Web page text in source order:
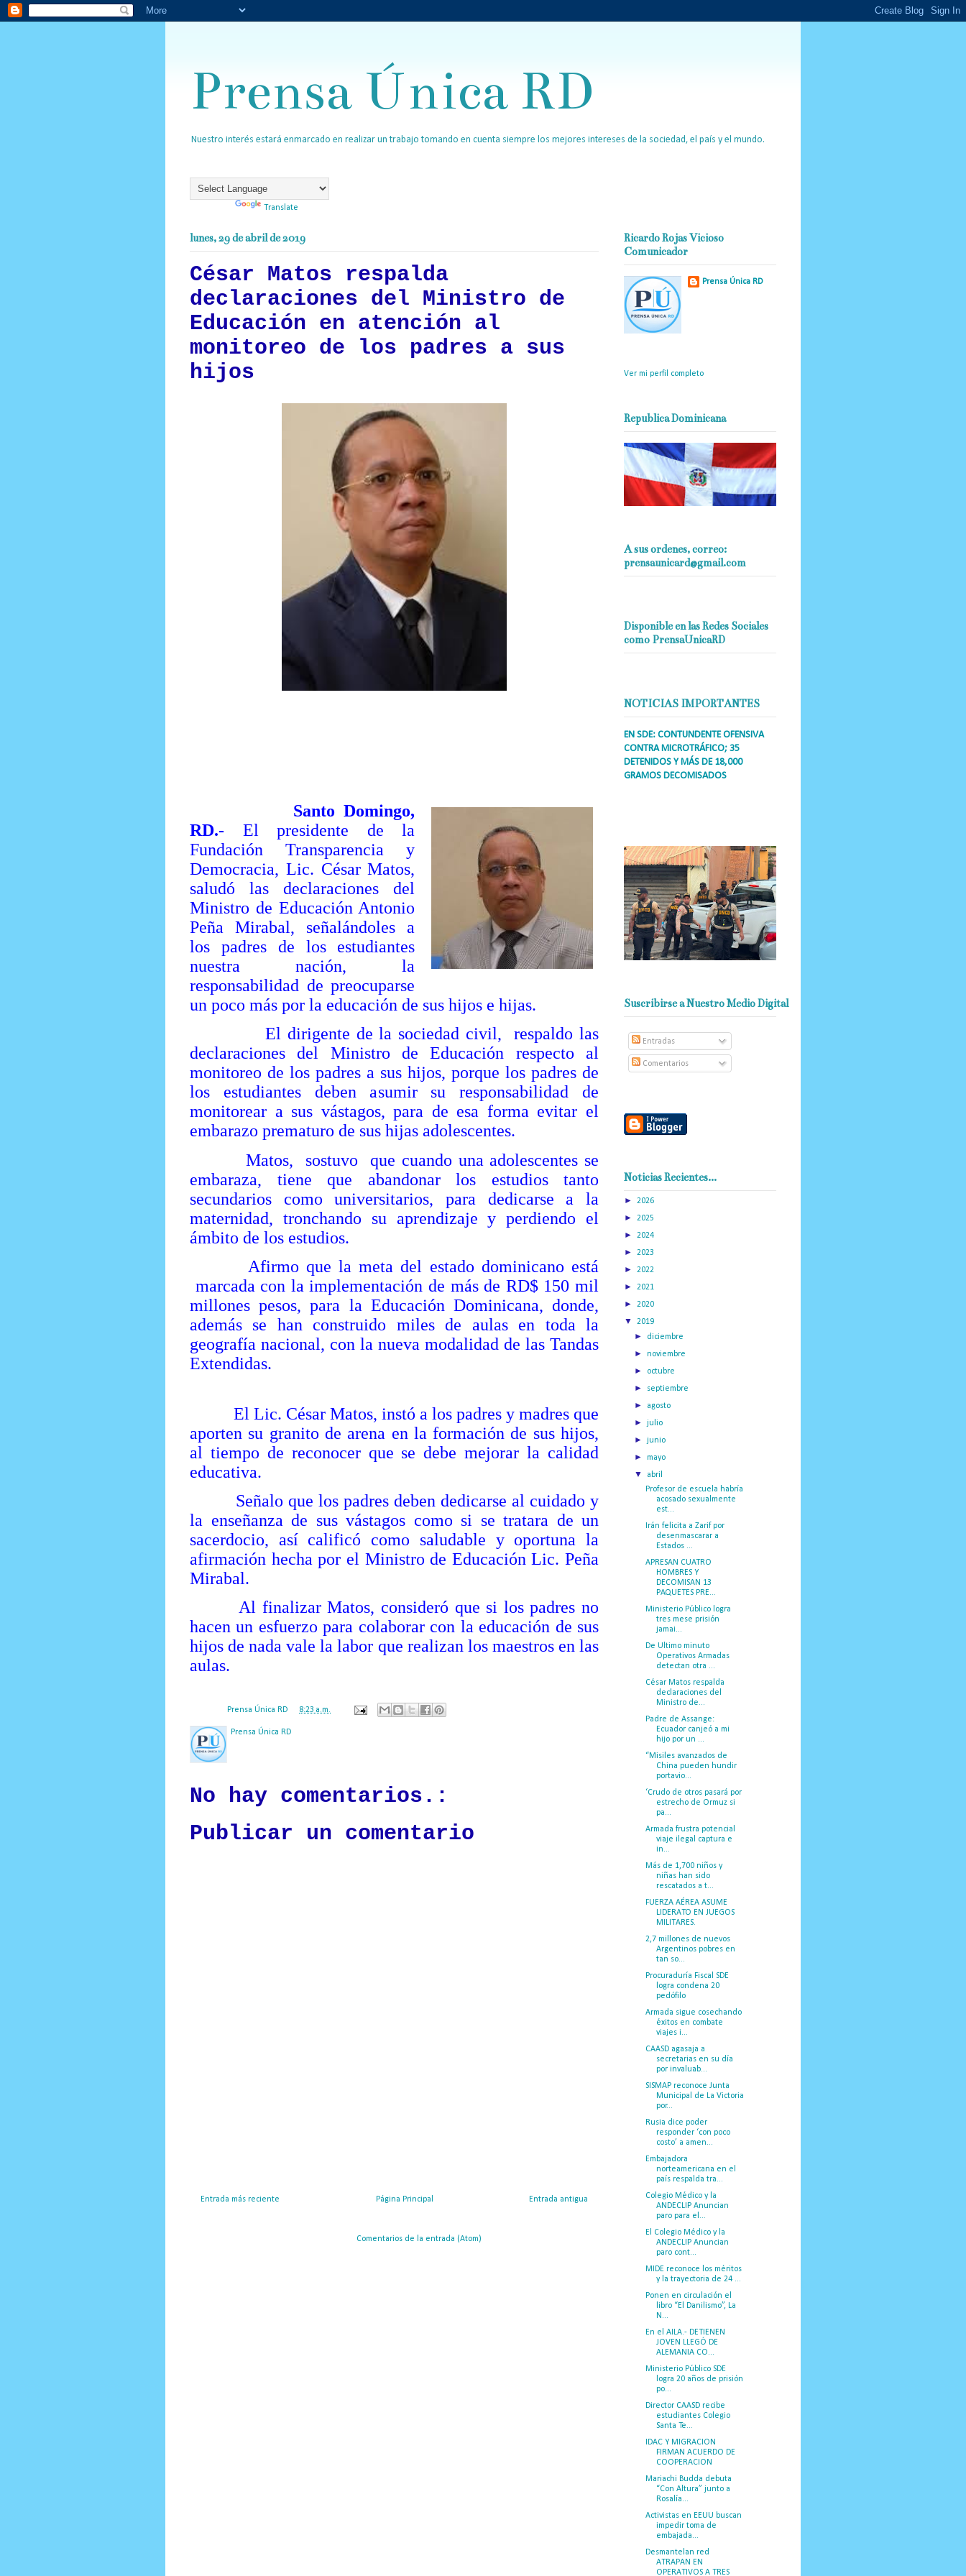
Prensa Única RD
Nuestro interés estará enmarcado en realizar un trabajo tomando en cuenta siempre los mejores intereses de la sociedad, el país y el mundo.
Translate
lunes, 29 de abril de 2019
César Matos respalda
declaraciones del Ministro de
Educación en atención al
monitoreo de los padres a sus
hijos
Santo Domingo,
RD.- El presidente de la
Fundación Transparencia y
Democracia, Lic. César Matos,
saludó las declaraciones del
Ministro de Educación Antonio
Peña Mirabal, señalándoles a
los padres de los estudiantes
nuestra nación, la
responsabilidad de preocuparse
un poco más por la educación de sus hijos e hijas.
El dirigente de la sociedad civil, respaldo las
declaraciones del Ministro de Educación respecto al
monitoreo de los padres a sus hijos, porque los padres de
los estudiantes deben asumir su responsabilidad de
monitorear a sus vástagos, para de esa forma evitar el
embarazo prematuro de sus hijas adolescentes.
Matos, sostuvo que cuando una adolescentes se
embaraza, tiene que abandonar los estudios tanto
secundarios como universitarios, para dedicarse a la
maternidad, tronchando su aprendizaje y perdiendo el
ámbito de los estudios.
Afirmo que la meta del estado dominicano está
marcada con la implementación de más de RD$ 150 mil
millones pesos, para la Educación Dominicana, donde,
además se han construido miles de aulas en toda la
geografía nacional, con la nueva modalidad de las Tandas
Extendidas.
El Lic. César Matos, instó a los padres y madres que
aporten su granito de arena en la formación de sus hijos,
al tiempo de reconocer que se debe mejorar la calidad
educativa.
Señalo que los padres deben dedicarse al cuidado y
la enseñanza de sus vástagos como si se tratara de un
sacerdocio, así calificó como saludable y oportuna la
afirmación hecha por el Ministro de Educación Lic. Peña
Mirabal.
Al finalizar Matos, consideró que si los padres no
hacen un esfuerzo para colaborar con la educación de sus
hijos de nada vale la labor que realizan los maestros en las
aulas.
Prensa Única RD 8:23 a.m.
Prensa Única RD
No hay comentarios.:
Publicar un comentario
Entrada más reciente Entrada antigua
Página Principal
Comentarios de la entrada (Atom)
Ricardo Rojas Vicioso
Comunicador
Prensa Única RD
Ver mi perfil completo
Republica Dominicana
A sus ordenes, correo:
prensaunicard@gmail.com
Disponible en las Redes Sociales
como PrensaUnicaRD
NOTICIAS IMPORTANTES
EN SDE: CONTUNDENTE OFENSIVA
CONTRA MICROTRÁFICO; 35
DETENIDOS Y MÁS DE 18,000
GRAMOS DECOMISADOS
Suscribirse a Nuestro Medio Digital
Entradas
Comentarios
Noticias Recientes...
► 2026
► 2025
► 2024
► 2023
► 2022
► 2021
► 2020
▼ 2019
► diciembre
►noviembre
► octubre
► septiembre
► agosto
►julio
►junio
►mayo
▼ abril
Profesor de escuela habría
acosado sexualmente
est...
Irán felicita a Zarif por
desenmascarar a
Estados ...
APRESAN CUATRO
HOMBRES Y
DECOMISAN 13
PAQUETES PRE...
Ministerio Público logra
tres mese prisión
jamai...
De Ultimo minuto
Operativos Armadas
detectan otra ...
César Matos respalda
declaraciones del
Ministro de...
Padre de Assange:
Ecuador canjeó a mi
hijo por un ...
“Misiles avanzados de
China pueden hundir
portavio...
‘Crudo de otros pasará por
estrecho de Ormuz si
pa...
Armada frustra potencial
viaje ilegal captura e
in...
Más de 1,700 niños y
niñas han sido
rescatados a t...
FUERZA AÉREA ASUME
LIDERATO EN JUEGOS
MILITARES.
2,7 millones de nuevos
Argentinos pobres en
tan so...
Procuraduría Fiscal SDE
logra condena 20
pedófilo
Armada sigue cosechando
éxitos en combate
viajes i...
CAASD agasaja a
secretarias en su día
por invaluab...
SISMAP reconoce Junta
Municipal de La Victoria
por...
Rusia dice poder
responder ‘con poco
costo’ a amen...
Embajadora
norteamericana en el
país respalda tra...
Colegio Médico y la
ANDECLIP Anuncian
paro para el...
El Colegio Médico y la
ANDECLIP Anuncian
paro cont...
MIDE reconoce los méritos
y la trayectoria de 24 ...
Ponen en circulación el
libro “El Danilismo”, La
N...
En el AILA.- DETIENEN
JOVEN LLEGÓ DE
ALEMANIA CO...
Ministerio Público SDE
logra 20 años de prisión
po...
Director CAASD recibe
estudiantes Colegio
Santa Te...
IDAC Y MIGRACION
FIRMAN ACUERDO DE
COOPERACION
Mariachi Budda debuta
“Con Altura” junto a
Rosalía...
Activistas en EEUU buscan
impedir toma de
embajada...
Desmantelan red
ATRAPAN EN
OPERATIVOS A TRES